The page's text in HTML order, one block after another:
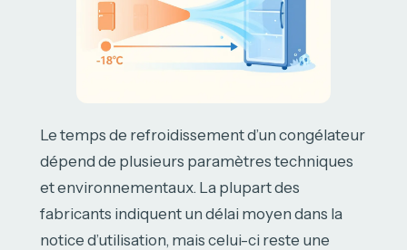
Le temps de refroidissement d’un congélateur
dépend de plusieurs paramètres techniques
et environnementaux. La plupart des
fabricants indiquent un délai moyen dans la
notice d’utilisation, mais celui-ci reste une